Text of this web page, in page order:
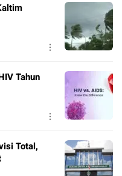
Tahun
Total,